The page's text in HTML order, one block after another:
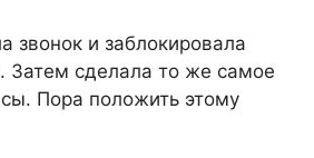
звонок и заблокировала
Затем сделала то же самое
Пора положить этому